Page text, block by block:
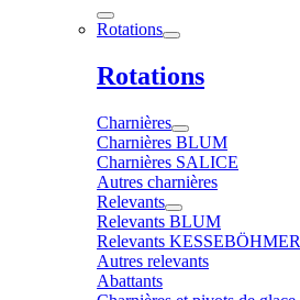
Rotations
Rotations
Charnières
Charnières BLUM
Charnières SALICE
Autres charnières
Relevants
Relevants BLUM
Relevants KESSEBÖHMER
Autres relevants
Abattants